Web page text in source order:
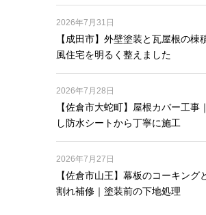
【成田市】外壁塗装と瓦屋根の棟
風住宅を明るく整えました
2026年7月31日
【佐倉市大蛇町】屋根カバー工事
し防水シートから丁寧に施工
2026年7月28日
【佐倉市山王】幕板のコーキング
割れ補修｜塗装前の下地処理
2026年7月27日